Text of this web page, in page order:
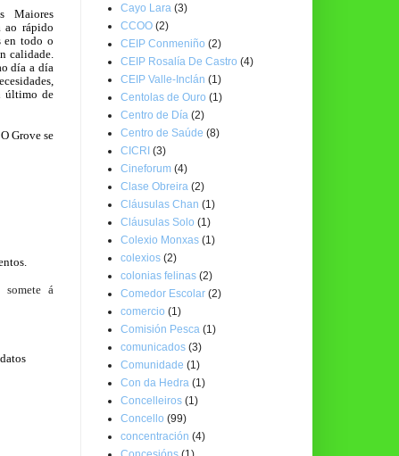
Maiores
ao rápido
en todo o
calidade.
día a día
último de
Grove se
á
Cayo Lara (3)
CCOO (2)
CEIP Conmeniño (2)
CEIP Rosalía De Castro (4)
CEIP Valle-Inclán (1)
Centolas de Ouro (1)
Centro de Día (2)
Centro de Saúde (8)
CICRI (3)
Cineforum (4)
Clase Obreira (2)
Cláusulas Chan (1)
Cláusulas Solo (1)
Colexio Monxas (1)
colexios (2)
colonias felinas (2)
Comedor Escolar (2)
comercio (1)
Comisión Pesca (1)
comunicados (3)
Comunidade (1)
Con da Hedra (1)
Concelleiros (1)
Concello (99)
concentración (4)